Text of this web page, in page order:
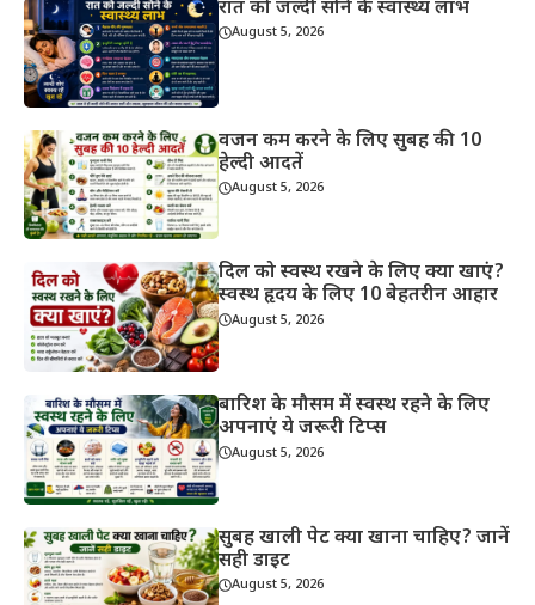
रात को जल्दी सोने के स्वास्थ्य लाभ
August 5, 2026
वजन कम करने के लिए सुबह की 10
हेल्दी आदतें
August 5, 2026
दिल को स्वस्थ रखने के लिए क्या खाएं?
स्वस्थ हृदय के लिए 10 बेहतरीन आहार
August 5, 2026
बारिश के मौसम में स्वस्थ रहने के लिए
अपनाएं ये जरूरी टिप्स
August 5, 2026
सुबह खाली पेट क्या खाना चाहिए? जानें
सही डाइट
August 5, 2026